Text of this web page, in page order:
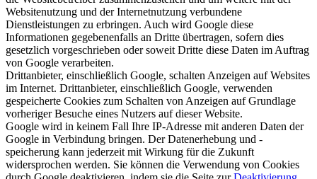
Websitenutzung und der Internetnutzung verbundene
Dienstleistungen zu erbringen. Auch wird Google diese
Informationen gegebenenfalls an Dritte übertragen, sofern dies
gesetzlich vorgeschrieben oder soweit Dritte diese Daten im Auftrag
von Google verarbeiten.
Drittanbieter, einschließlich Google, schalten Anzeigen auf Websites
im Internet. Drittanbieter, einschließlich Google, verwenden
gespeicherte Cookies zum Schalten von Anzeigen auf Grundlage
vorheriger Besuche eines Nutzers auf dieser Website.
Google wird in keinem Fall Ihre IP-Adresse mit anderen Daten der
Google in Verbindung bringen. Der Datenerhebung und -
speicherung kann jederzeit mit Wirkung für die Zukunft
widersprochen werden. Sie können die Verwendung von Cookies